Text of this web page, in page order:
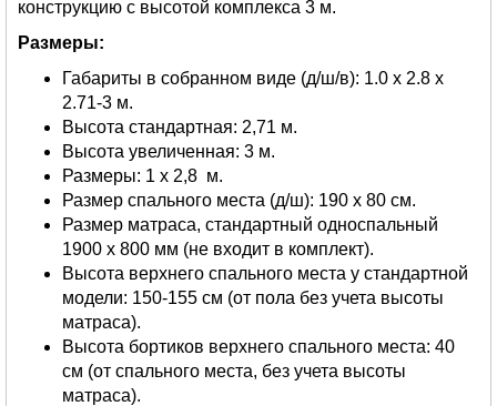
конструкцию с высотой комплекса 3 м.
Размеры:
Габариты в собранном виде (д/ш/в): 1.0 х 2.8 х
2.71-3 м.
Высота стандартная: 2,71 м.
Высота увеличенная: 3 м.
Размеры: 1 х 2,8 м.
Размер спального места (д/ш): 190 х 80 cм.
Размер матраса, стандартный односпальный
1900 х 800 мм (не входит в комплект).
Высота верхнего спального места у стандартной
модели: 150-155 см (от пола без учета высоты
матраса).
Высота бортиков верхнего спального места: 40
см (от спального места, без учета высоты
матраса).